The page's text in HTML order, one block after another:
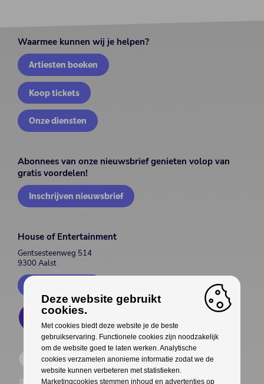
Waarmee kunnen wij je helpen?
Artiesten boeken
Koop tickets
Onze diensten
Abonnees van onze nieuwsbrief genieten volop van
gratis voordelen!
Inschrijven nieuwsbrief
House of Entertainment
Gentsesteenweg 514
9300 Aalst
Deze website gebruikt
cookies.
Met cookies biedt deze website je de beste
gebruikservaring. Functionele cookies zijn noodzakelijk
om de website goed te laten werken. Analytische
cookies verzamelen anonieme informatie zodat we de
website kunnen verbeteren met statistieken.
Marketingcookies stemmen inhoud en advertenties op